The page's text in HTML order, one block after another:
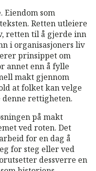
Eiendom som
Retten utleiere
retten til å gjerde inn
i organisasjoners liv
prinsippet om
annet enn å fylle
makt gjennom
at folket kan velge
rettigheten.
på makt
ved roten. Det
for en dag å
for steg eller ved
dessverre en